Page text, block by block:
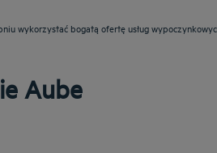
wykorzystać bogatą ofertę usług
Aube